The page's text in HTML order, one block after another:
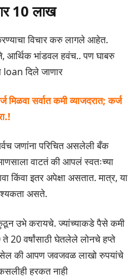
10 लाख
विचार करु लागले आहेत.
आर्थिक भांडवल हवंच.. पण घाबरु
loan दिले जाणार
सर्वात कमी व्याजदरात; कर्ज
जणांना परिचित असलेली बँक
वाटतं की आपलं स्वतःच्या
किंवा इतर अपेक्षा असतात. मात्र, या
असते.
उभे करायचे. ज्यांच्याकडे पैसे कमी
वर्षांसाठी घेतलेले लोनचे हप्ते
की आपण जवजवळ लाखो रुपयांचे
हरकत नाही